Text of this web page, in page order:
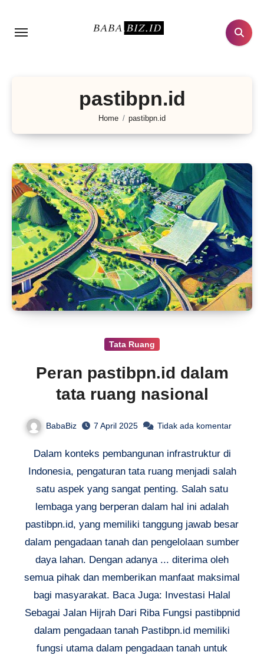
pastibpn.id
Home pastibpn.id
Tata Ruang
Peran pastibpn.id dalam
tata ruang nasional
BabaBiz 7 April 2025 Tidak ada komentar
Dalam konteks pembangunan infrastruktur di
Indonesia, pengaturan tata ruang menjadi salah
satu aspek yang sangat penting. Salah satu
lembaga yang berperan dalam hal ini adalah
pastibpn.id, yang memiliki tanggung jawab besar
dalam pengadaan tanah dan pengelolaan sumber
daya lahan. Dengan adanya ... diterima oleh
semua pihak dan memberikan manfaat maksimal
bagi masyarakat. Baca Juga: Investasi Halal
Sebagai Jalan Hijrah Dari Riba Fungsi pastibpnid
dalam pengadaan tanah Pastibpn.id memiliki
fungsi utama dalam pengadaan tanah untuk